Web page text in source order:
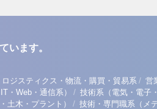
います。
ロジスティクス・物流・購買・貿易系 / 営
・Web・通信系） / 技術系（電気・電子
土木・プラント） / 技術・専門職系（メ